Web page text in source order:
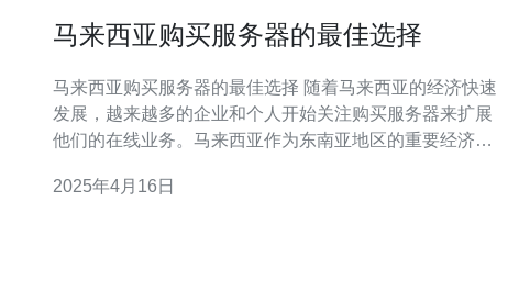
马来西亚购买服务器的最佳选择
马来西亚购买服务器的最佳选择 随着马来西亚的经济快速
发展，越来越多的企业和个人开始关注购买服务器来扩展
他们的在线业务。马来西亚作为东南亚地区的重要经济中
很多供应商可以选择。然而，要选择最佳的服务器提供
2025年4月16日